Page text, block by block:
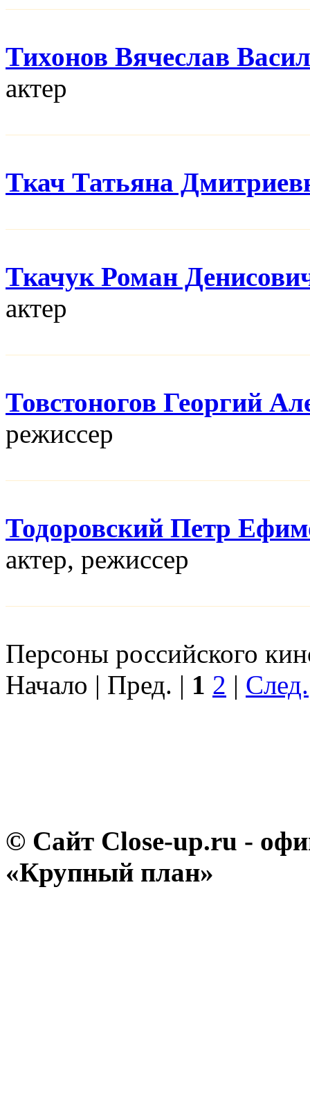
Тихонов Вячеслав
актер
Ткач Татьяна
Ткачук Роман
актер
Товстоногов Георгий
режисcер
Тодоровский Петр
актер, режисcер
Персоны российского
Начало | Пред. | 1 2 | След.
© Сайт Close-up.ru -
«Крупный план»